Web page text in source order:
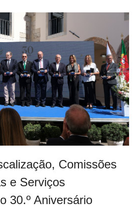
Comissões
e Serviços
30.º Aniversário